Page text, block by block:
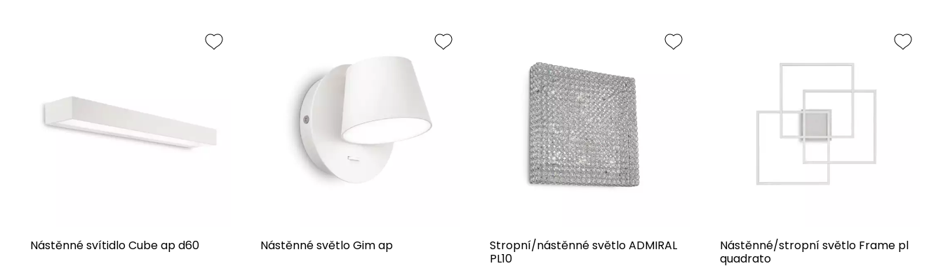
Nástěnné svítidlo Cube ap d60 Nástěnné světlo Gim ap
Stropní/nástěnné světlo ADMIRAL
PL10
Nástěnné/stropní světlo Frame pl
quadrato